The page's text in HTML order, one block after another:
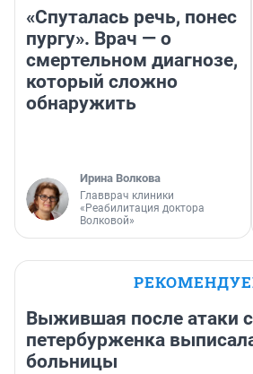
«Спуталась речь, понес
пургу». Врач — о
смертельном диагнозе,
который сложно
обнаружить
Ирина Волкова
Главврач клиники
«Реабилитация доктора
Волковой»
Выжившая после атаки
петербурженка
больницы